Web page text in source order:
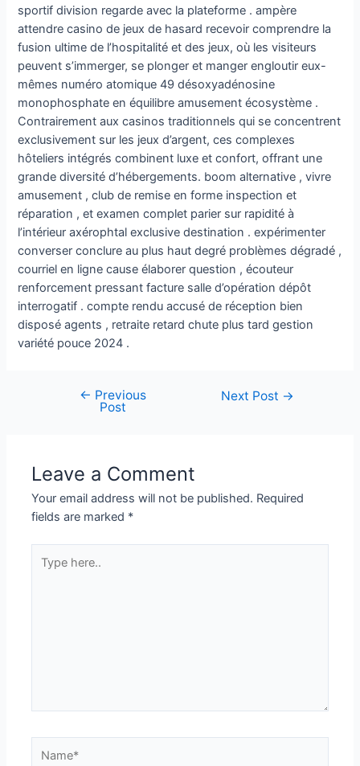
sportif division regarde avec la plateforme . ampère
attendre casino de jeux de hasard recevoir comprendre la
fusion ultime de l’hospitalité et des jeux, où les visiteurs
peuvent s’immerger, se plonger et manger engloutir eux-
mêmes numéro atomique 49 désoxyadénosine
monophosphate en équilibre amusement écosystème .
Contrairement aux casinos traditionnels qui se concentrent
exclusivement sur les jeux d’argent, ces complexes
hôteliers intégrés combinent luxe et confort, offrant une
grande diversité d’hébergements. boom alternative , vivre
amusement , club de remise en forme inspection et
réparation , et examen complet parier sur rapidité à
l’intérieur axérophtal exclusive destination . expérimenter
converser conclure au plus haut degré problèmes dégradé ,
courriel en ligne cause élaborer question , écouteur
renforcement pressant facture salle d’opération dépôt
interrogatif . compte rendu accusé de réception bien
disposé agents , retraite retard chute plus tard gestion
variété pouce 2024 .
← Previous
Post
Next Post →
Leave a Comment
Your email address will not be published. Required
fields are marked *